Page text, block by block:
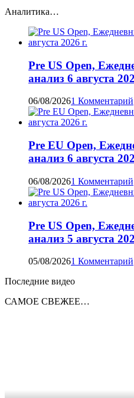
Аналитика…
Pre US Open,
анализ 6 августа
06/08/20261 Комментарий
Pre EU Open,
анализ 6 августа
06/08/20261 Комментарий
Pre US Open,
анализ 5 августа
05/08/20261 Комментарий
Последние видео
САМОЕ СВЕЖЕЕ…